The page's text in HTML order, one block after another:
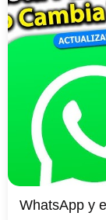
WhatsApp y